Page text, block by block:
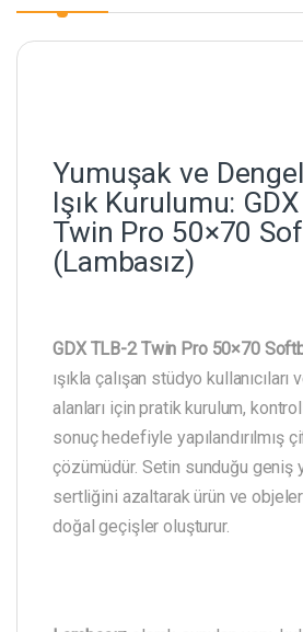
Yumuşak ve
Işık Kurulumu:
Twin Pro 50×70
(Lambasız)
GDX TLB-2 Twin Pro 50×70
ışıkla çalışan stüdyo
alanları için pratik kurulum,
sonuç hedefiyle yapılandırılmış
çözümüdür. Setin sunduğu geniş
sertliğini azaltarak ürün ve
doğal geçişler oluşturur.